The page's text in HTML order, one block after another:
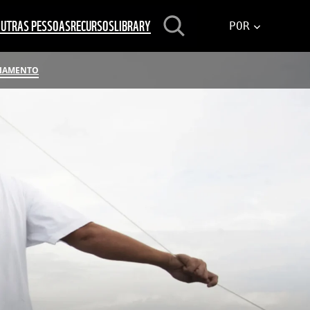
PESSOASRECURSOSLIBRARY
Pesquisar
PORTUGUÊS